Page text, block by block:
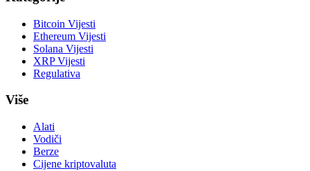
Bitcoin Vijesti
Ethereum Vijesti
Solana Vijesti
XRP Vijesti
Regulativa
Više
Alati
Vodiči
Berze
Cijene kriptovaluta